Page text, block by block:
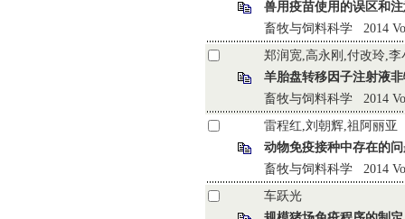
兽用疫苗使用的误区和
畜牧与饲料科学 2014
郑润宽,高永刚,付改玲,
羊胎盘转移因子注射液
畜牧与饲料科学 2014
雷程红,刘朝辉,祖阿丽亚
动物免疫接种中存在的
畜牧与饲料科学 2014
车跃光